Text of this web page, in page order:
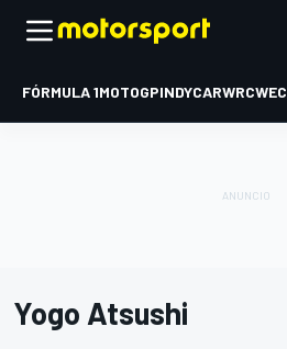
FÓRMULA 1MOTOGPINDYCARWRCWEC
Yogo Atsushi